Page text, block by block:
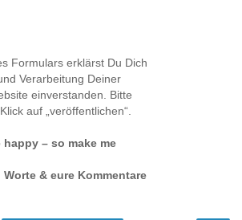
Formulars erklärst Du Dich
Verarbeitung Deiner
einverstanden. Bitte
auf „veröffentlichen“.
happy – so make me
& eure Kommentare